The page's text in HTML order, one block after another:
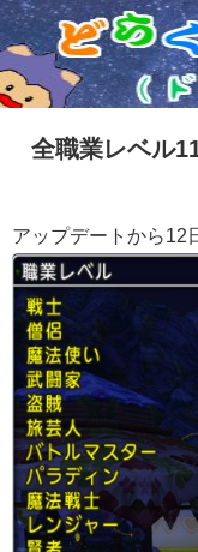
全職業レベル
アップデートから12